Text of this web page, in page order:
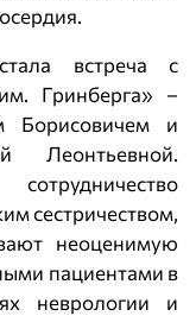
встреча с
Гринберга» –
Борисовичем и
Леонтьевной.
сестричеством,
неоценимую
пациентами в
неврологии и